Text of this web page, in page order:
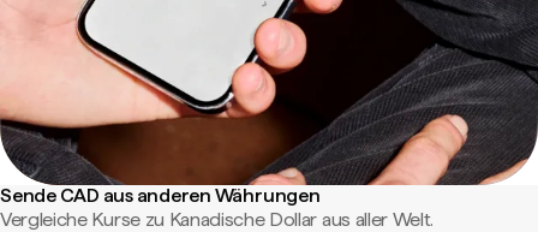
Sende CAD aus anderen Währungen
Vergleiche Kurse zu Kanadische Dollar aus aller Welt.